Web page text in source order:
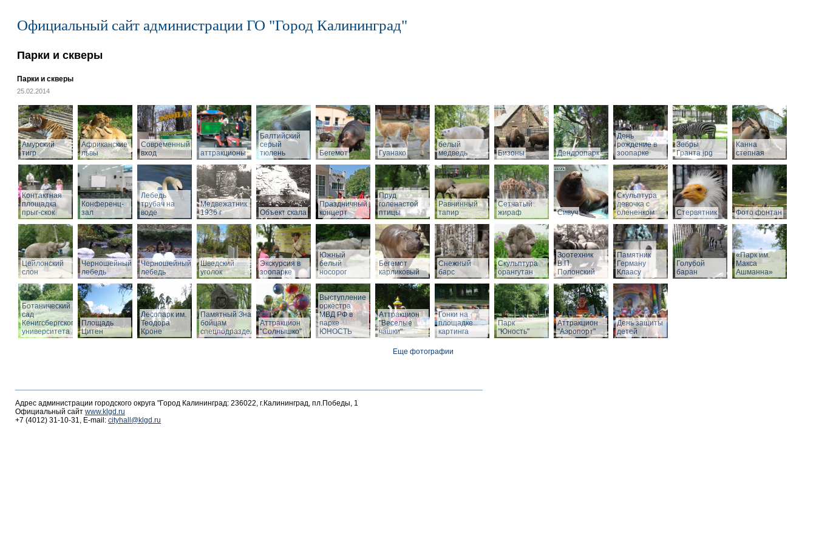
Официальный сайт администрации ГО "Город Калининград"
Парки и скверы
Парки и скверы
25.02.2014
Амурский
тигр
Африканские
львы
Современный
вход
аттракционы
Балтийский
серый
тюлень
Бегемот Гуанако
белый
медведь
Бизоны Дендропарк
День
рождение в
зоопарке
Зебры
Гранта.jpg
Канна
степная
Контактная
площадка
прыг-скок
Конференц-
зал
Лебедь
трубач на
воде
Медвежатник
1936 г
Объект скала
Праздничный
концерт
Пруд
голенастой
птицы
Равнинный
тапир
Сетчатый
жираф
Сивуч
Скульптура
девочка с
олененком
Стервятник Фото фонтан
Цейлонский
слон
Черношейный
лебедь
Черношейный
лебедь
Шведский
уголок
Экскурсия в
зоопарке
Южный
белый
носорог
Бегемот
карликовый
Снежный
барс
Скульптура
орангутан
Зоотехник
В.П.
Полонский
Памятник
Герману
Клаасу
Голубой
баран
«Парк им.
Макса
Ашманна»
Ботанический
сад
Кенигсбергского
университета
Площадь
Цитен
Лесопарк им.
Теодора
Кроне
Памятный Знак
бойцам
спецподразделений
Аттракцион
"Солнышко"
Выступление
оркестра
МВД РФ в
парке
ЮНОСТЬ
Аттракцион
"Веселые
чашки"
Гонки на
площадке
картинга
Парк
"Юность"
Аттракцион
"Аэропорт"
День защиты
детей
Еще фотографии
Адрес администрации городского округа "Город Калининград: 236022, г.Калининград, пл.Победы, 1
Официальный сайт www.klgd.ru
+7 (4012) 31-10-31, E-mail: cityhall@klgd.ru